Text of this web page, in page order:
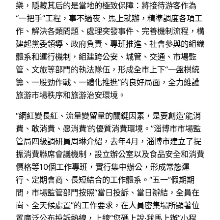
樂，隱藏其后的是當地的極致保障：將接待游客作為
“一把手”工程，事不過夜、馬上就辦，精準調度各項工
作、解決各類問題、處理突發事件、完善機制流程，構
建起黨委領導、政府負責、專班推進、社會參與的組織
體系和運行機制，組建跨公安、城管、交通、市場監
管、文旅等部門的執法隊伍，形成全市上下“一盤棋統
籌、一股勁作戰、一體化推進”的良好局面，全力維護
旅游市場秩序和旅游治安環境。
“網紅變長紅、流量變留量的關鍵因素，是要創造‘能消
費、敢消費、愿消費’的優質消費環境。”淄博市市場監
管局四級調研員周琳介紹，去年4月，淄博市建立了提
振消費聯席會議機制，設立辦公室以及食品安全和消費
價格等10個工作專班，實行集中辦公，形成常態運
行、定期會商、長短結合的工作體系。“五一”假期期
間，市場監管部門按照“當日投訴、當日辦結，全員在
崗、全天候處置”的工作要求，在人員密集場所顯著位